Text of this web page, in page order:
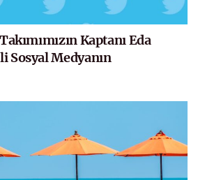
Kaptanı Eda
Sosyal Medyanın